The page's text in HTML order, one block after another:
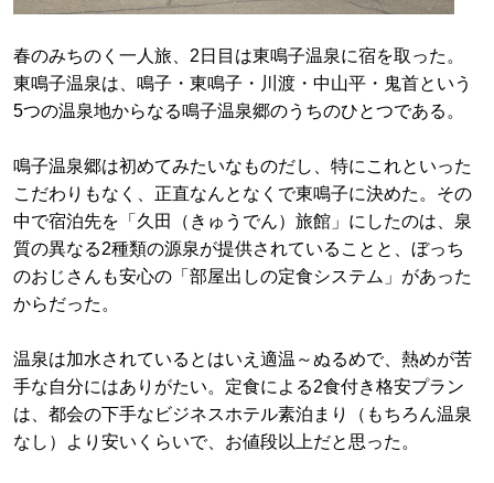
春のみちのく一人旅、2日目は東鳴子温泉に宿を取った。
東鳴子温泉は、鳴子・東鳴子・川渡・中山平・鬼首という
5つの温泉地からなる鳴子温泉郷のうちのひとつである。
鳴子温泉郷は初めてみたいなものだし、特にこれといった
こだわりもなく、正直なんとなくで東鳴子に決めた。その
中で宿泊先を「久田（きゅうでん）旅館」にしたのは、泉
質の異なる2種類の源泉が提供されていることと、ぼっち
のおじさんも安心の「部屋出しの定食システム」があった
からだった。
温泉は加水されているとはいえ適温～ぬるめで、熱めが苦
手な自分にはありがたい。定食による2食付き格安プラン
は、都会の下手なビジネスホテル素泊まり（もちろん温泉
なし）より安いくらいで、お値段以上だと思った。